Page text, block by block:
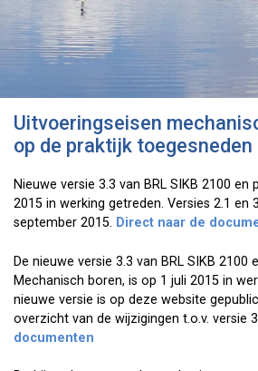
Uitvoeringseisen
op de praktijk toegesneden
Nieuwe versie 3.3 van BRL SIKB 2100
2015 in werking getreden. Versies 2.1 en
september 2015. Direct naar de
De nieuwe versie 3.3 van BRL SIKB 2100
Mechanisch boren, is op 1 juli 2015 in
nieuwe versie is op deze website
overzicht van de wijzigingen t.o.v. versie
documenten